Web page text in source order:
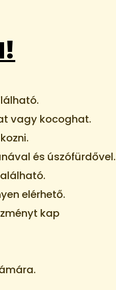
vagy kocoghat.
és úszófürdővel.
elérhető.
kap